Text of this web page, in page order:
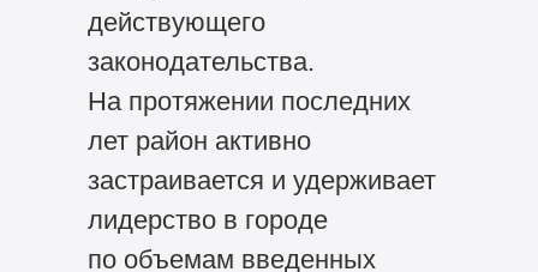
действующего
законодательства.
На протяжении последних
лет район активно
застраивается и удерживает
лидерство в городе
по объемам введенных